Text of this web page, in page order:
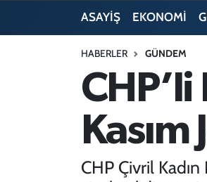
ASAYİŞ EKONOMİ
HABERLER GÜNDEM
Kasım
CHP Çivril
ULUSAL
SİYASET
Haber Arşivi